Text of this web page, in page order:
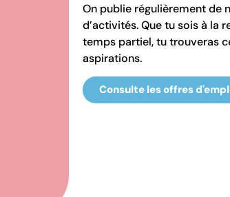
On publie régulièrement de
d’activités. Que tu sois à la
temps partiel, tu trouveras
aspirations.
Consulte les offres